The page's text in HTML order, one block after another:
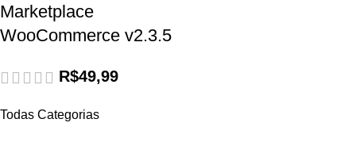
Todas Categorias
Marketplace
WooCommerce v2.3.5
R$49,99